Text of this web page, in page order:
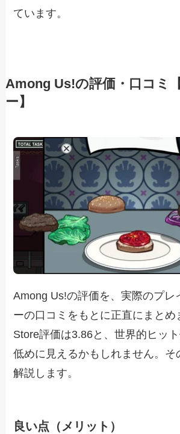
ています。
Among Us!の評価・口コミ
ー】
Among Us!の評価を、実際のプレ
ーの口コミをもとに正直にまとめ
Store評価は3.86と、世界的ヒッ
低めに見えるかもしれません。そ
解説します。
良い点（メリット）